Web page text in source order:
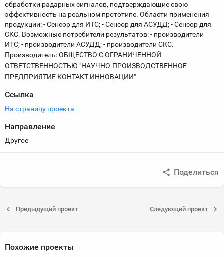
обработки радарных сигналов, подтверждающие свою
эффективность на реальном прототипе. Области применения
продукции: - Сенсор для ИТС; - Сенсор для АСУДД; - Сенсор для
СКС. Возможные потребители результатов: - производители
ИТС; - производители АСУДД; - производители СКС.
Производитель: ОБЩЕСТВО С ОГРАНИЧЕННОЙ
ОТВЕТСТВЕННОСТЬЮ "НАУЧНО-ПРОИЗВОДСТВЕННОЕ
ПРЕДПРИЯТИЕ КОНТАКТ ИННОВАЦИИ"
Ссылка
На страницу проекта
Направление
Другое
Поделиться
Предыдущий проект Следующий проект
Похожие проекты